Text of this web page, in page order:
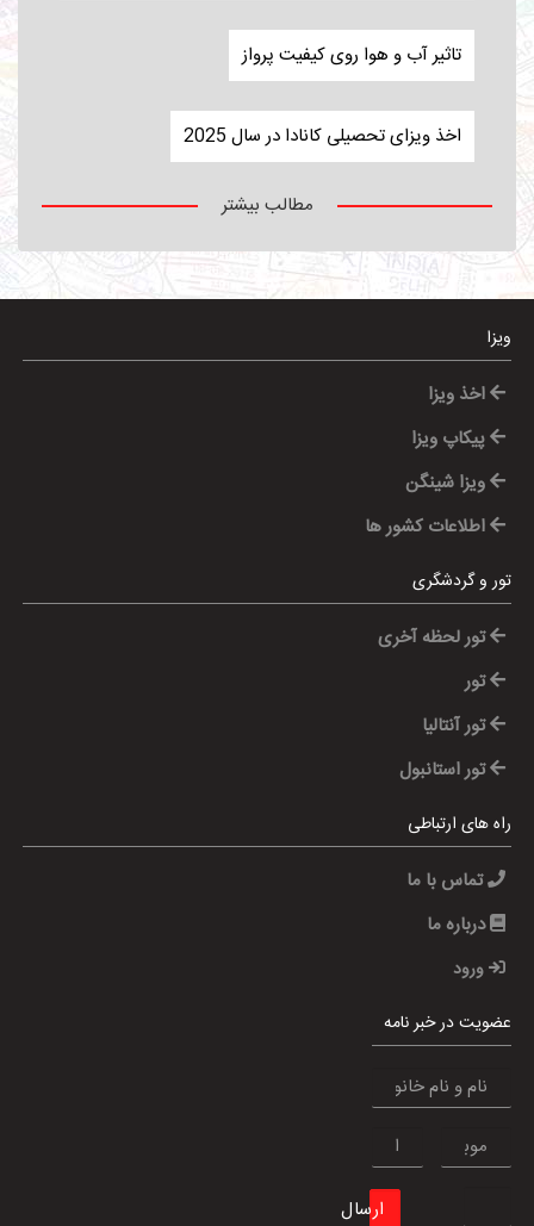
تاثیر آب و هوا روی کیفیت پرواز
اخذ ویزای تحصیلی کانادا در سال 2025
مطالب بیشتر
ویزا
اخذ ویزا
پیکاپ ویزا
ویزا شینگن
اطلاعات کشور ها
تور و گردشگری
تور لحظه آخری
تور
تور آنتالیا
تور استانبول
راه های ارتباطی
تماس با ما
درباره ما
ورود
عضویت در خبر نامه
ارسال